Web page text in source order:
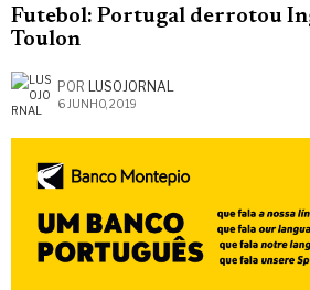
Futebol: Portugal derrotou
Toulon
POR LUSOJORNAL
6 JUNHO, 2019